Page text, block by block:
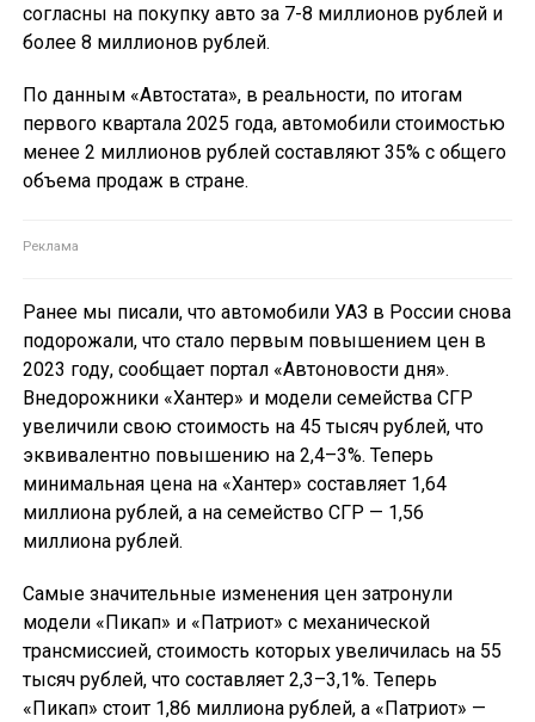
согласны на покупку авто за 7-8 миллионов рублей и
более 8 миллионов рублей.
По данным «Автостата», в реальности, по итогам
первого квартала 2025 года, автомобили стоимостью
менее 2 миллионов рублей составляют 35% с общего
объема продаж в стране.
Ранее мы писали, что автомобили УАЗ в России снова
подорожали, что стало первым повышением цен в
2023 году, сообщает портал «Автоновости дня».
Внедорожники «Хантер» и модели семейства СГР
увеличили свою стоимость на 45 тысяч рублей, что
эквивалентно повышению на 2,4–3%. Теперь
минимальная цена на «Хантер» составляет 1,64
миллиона рублей, а на семейство СГР — 1,56
миллиона рублей.
Самые значительные изменения цен затронули
модели «Пикап» и «Патриот» с механической
трансмиссией, стоимость которых увеличилась на 55
тысяч рублей, что составляет 2,3–3,1%. Теперь
«Пикап» стоит 1,86 миллиона рублей, а «Патриот» —